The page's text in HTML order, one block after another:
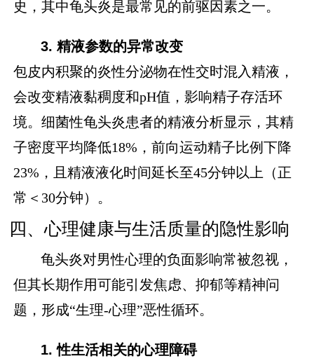
史，其中龟头炎是最常见的前驱因素之一。
3. 精液参数的异常改变
包皮内积聚的炎性分泌物在性交时混入精液，
会改变精液黏稠度和pH值，影响精子存活环
境。细菌性龟头炎患者的精液分析显示，其精
子密度平均降低18%，前向运动精子比例下降
23%，且精液液化时间延长至45分钟以上（正
常＜30分钟）。
四、心理健康与生活质量的隐性影响
龟头炎对男性心理的负面影响常被忽视，
但其长期作用可能引发焦虑、抑郁等精神问
题，形成“生理-心理”恶性循环。
1. 性生活相关的心理障碍